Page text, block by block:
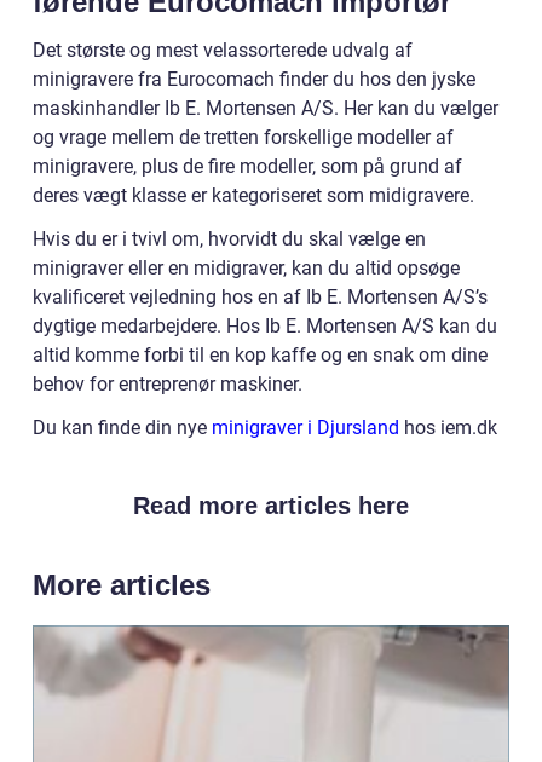
Det største og mest velassorterede udvalg af
minigravere fra Eurocomach finder du hos den jyske
maskinhandler Ib E. Mortensen A/S. Her kan du vælger
og vrage mellem de tretten forskellige modeller af
minigravere, plus de fire modeller, som på grund af
deres vægt klasse er kategoriseret som midigravere.
Hvis du er i tvivl om, hvorvidt du skal vælge en
minigraver eller en midigraver, kan du altid opsøge
kvalificeret vejledning hos en af Ib E. Mortensen A/S’s
dygtige medarbejdere. Hos Ib E. Mortensen A/S kan du
altid komme forbi til en kop kaffe og en snak om dine
behov for entreprenør maskiner.
Du kan finde din nye minigraver i Djursland hos iem.dk
Read more articles here
More articles